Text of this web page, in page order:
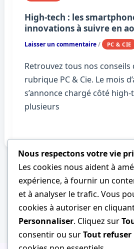
High-tech : les
innovations à suivre en
Laisser un commentaire/ PC & CIE
Retrouvez tous nos
rubrique PC & Cie. Le mois
s’annonce chargé côté high-
plusieurs
…
Nous respectons votre vie
Les cookies nous aident à
expérience, à fournir un
et à analyser le trafic. Vous
cookies à autoriser en
Personnaliser. Cliquez sur
consentir ou surTout refuser